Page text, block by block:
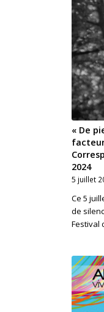
« De
2024
5 juillet
Ce 5
de
Festival